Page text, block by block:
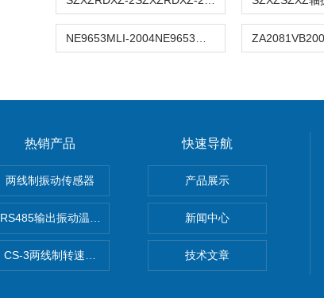
热销产品
两线制振动传感器
RS485输出振动温度传感器
CS-3两线制转速传感器
快速导航
产品展示
新闻中心
技术文章